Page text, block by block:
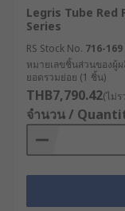
Legris Tube Red
Series
RS Stock No. 716-169
หมายเลขชิ้นส่วนของผู้
ยอดรวมย่อย (1 ชิ้น)
THB7,790.42(ไม่
จำนวน /